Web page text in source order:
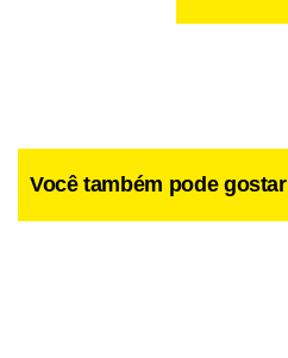
Você também pode gostar